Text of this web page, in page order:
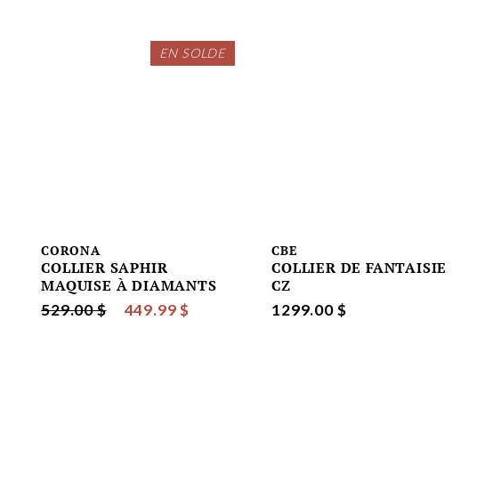
EN SOLDE
CORONA
COLLIER SAPHIR
MAQUISE À DIAMANTS
529.00 $ 449.99 $
CBE
COLLIER DE FANTAISIE
CZ
1299.00 $